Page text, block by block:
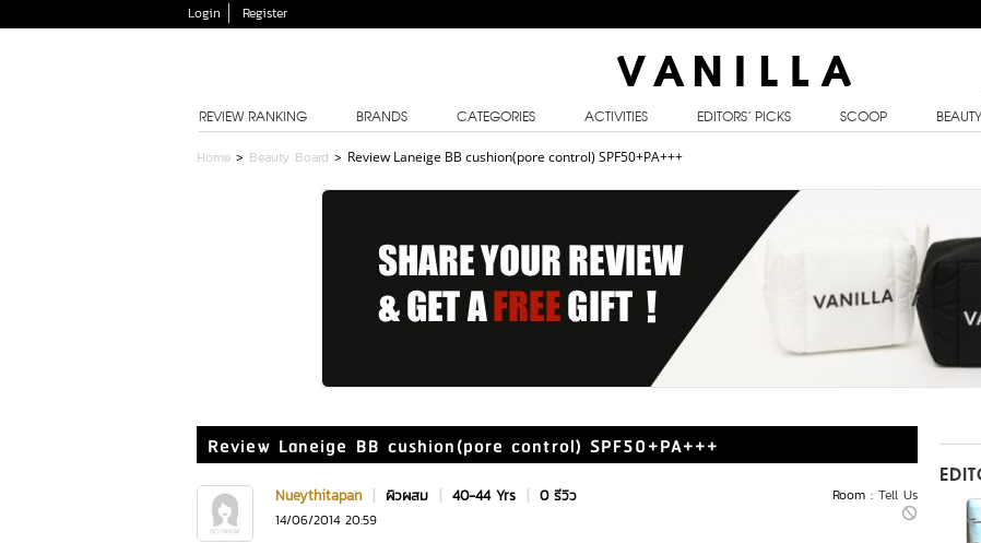
Login Register
REVIEW RANKING BRANDS CATEGORIES ACTIVITIES EDITORS’ PICKS SCOOP
Home > Beauty Board > Review Laneige BB cushion(pore control) SPF50+PA+++
Review Laneige BB cushion(pore control) SPF50+PA+++
Room : Tell Us
Nueythitapan | ผิวผสม | 40-44 Yrs | 0 รีวิว
14/06/2014 20:59